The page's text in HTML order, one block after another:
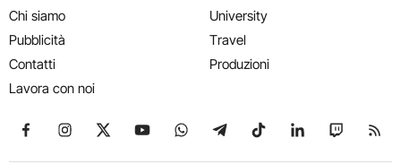
Chi siamo
Pubblicità
Contatti
Lavora con noi
University
Travel
Produzioni
Seguici su Facebook
Seguici su Instagram
Seguici su X
Seguici su YouTube
Seguici su WhatsApp
Seguici su Telegram
Seguici su TikTok
Seguici su
Seguici